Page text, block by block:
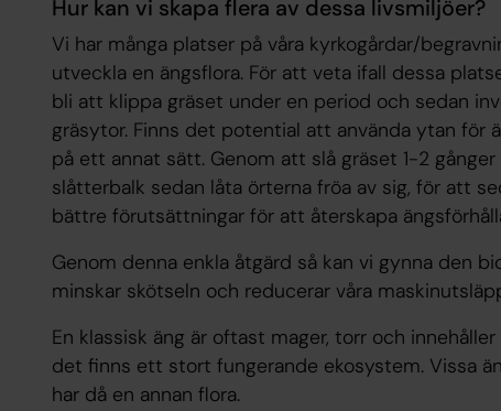
Hur kan vi skapa flera av dessa livsmiljöer?
Vi har många platser på våra kyrkogårdar/
utveckla en ängsflora. För att veta ifall dessa
bli att klippa gräset under en period och sedan
gräsytor. Finns det potential att använda ytan för
på ett annat sätt. Genom att slå gräset 1-2
slåtterbalk sedan låta örterna fröa av sig, för att
bättre förutsättningar för att återskapa
Genom denna enkla åtgärd så kan vi gynna den
minskar skötseln och reducerar våra
En klassisk äng är oftast mager, torr och
det finns ett stort fungerande ekosystem. Vissa
har då en annan flora.